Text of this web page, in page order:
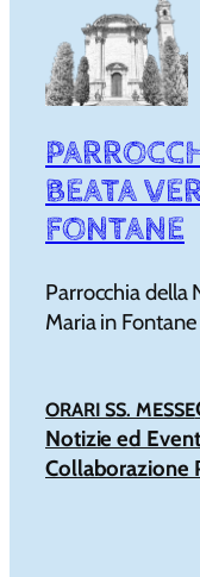
BEATA
FONTANE
Parrocchia della
Maria in Fontane
ORARI SS. MESSE
Notizie ed
Collaborazione